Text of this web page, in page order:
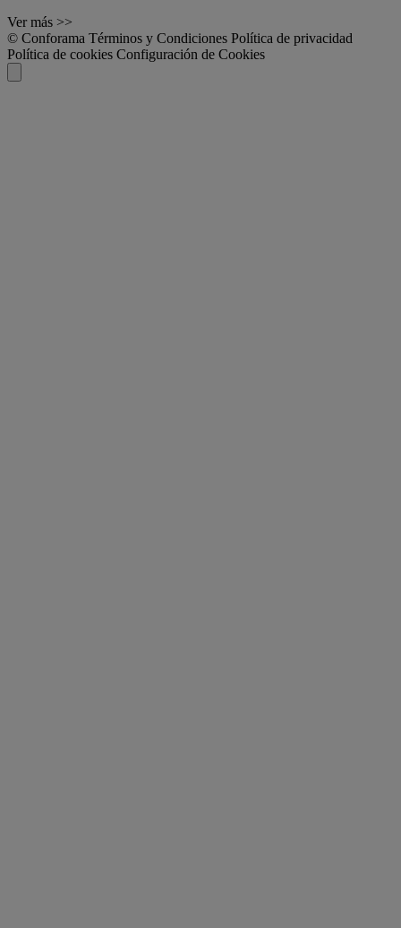
Ver más >>
© Conforama Términos y Condiciones Política de privacidad
Política de cookies Configuración de Cookies